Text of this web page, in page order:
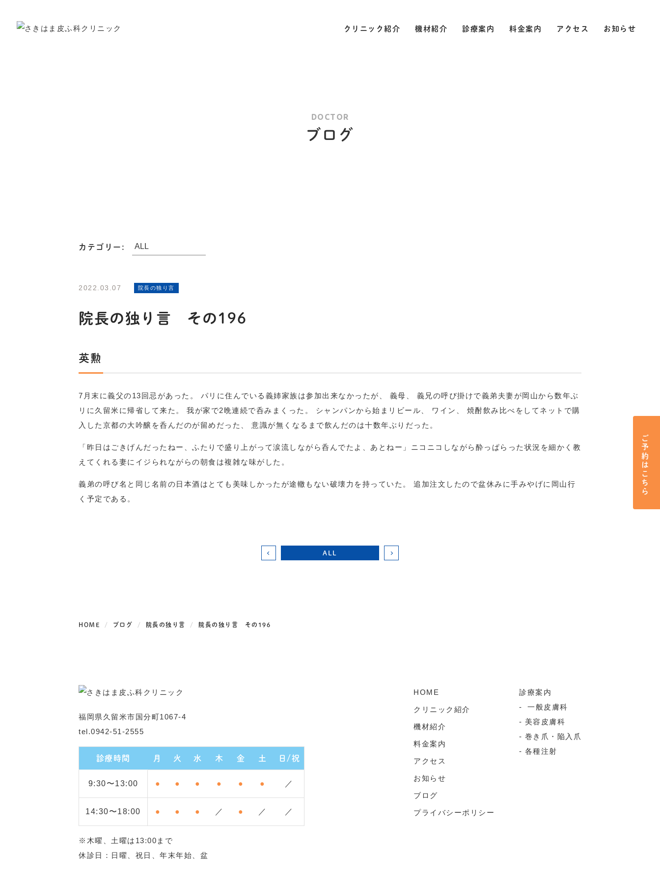
クリニック紹介 機材紹介 診療案内 料金案内 アクセス お知らせ
DOCTOR
ブログ
カテゴリー:
2022.03.07 院長の独り言
院長の独り言 その196
英勲
7月末に義父の13回忌があった。 パリに住んでいる義姉家族は参加出来なかったが、 義母、 義兄の呼び掛けで義弟夫妻が岡山から数年ぶ
リに久留米に帰省して来た。 我が家で2晩連続で呑みまくった。 シャンパンから始まリビール、 ワイン、 焼酎飲み比べをしてネットで購
入した京都の大吟醸を呑んだのが留めだった、 意識が無くなるまで飲んだのは十数年ぶりだった。
「昨日はごきげんだったねー、ふたりで盛り上がって涙流しながら呑んでたよ、あとねー」ニコニコしながら酔っぱらった状況を細かく教
えてくれる妻にイジられながらの朝食は複雑な味がした。
義弟の呼び名と同じ名前の日本酒はとても美味しかったが途轍もない破壊力を持っていた。 追加注文したので盆休みに手みやげに岡山行
く予定である。
ALL
HOME ブログ 院長の独り言 院長の独り言 その196
福岡県久留米市国分町1067-4
tel.0942-51-2555
診療時間 月 火 水 木 金 土 日/祝
9:30〜13:00 ● ● ● ● ● ● ／
14:30〜18:00 ● ● ● ／ ● ／ ／
※木曜、土曜は13:00まで
休診日：日曜、祝日、年末年始、盆
HOME
クリニック紹介
機材紹介
料金案内
アクセス
お知らせ
ブログ
プライバシーポリシー
診療案内
一般皮膚科
美容皮膚科
巻き爪・陥入爪
各種注射
ご予約はこちら